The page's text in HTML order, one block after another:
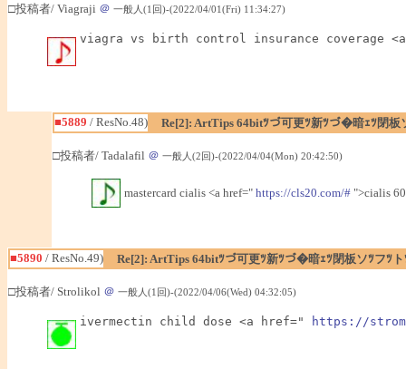
□投稿者/ Viagraji ＠ 一般人(1回)-(2022/04/01(Fri) 11:34:27)
viagra vs birth control insurance coverage
■5889 / ResNo.48) Re[2]: ArtTips 64bitﾂづ可更ﾂ新ﾂづ�暗ｪﾂ閉
□投稿者/ Tadalafil ＠ 一般人(2回)-(2022/04/04(Mon) 20:42:50)
mastercard cialis <a href=" https://cls20.com/#">cialis 60
■5890 / ResNo.49) Re[2]: ArtTips 64bitﾂづ可更ﾂ新ﾂづ�暗ｪﾂ閉板ソﾂフﾂ
□投稿者/ Strolikol ＠ 一般人(1回)-(2022/04/06(Wed) 04:32:05)
ivermectin child dose <a href=" https://